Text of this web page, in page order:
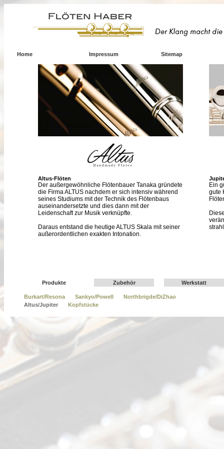
Home Impressum Sitemap
Altus-Flöten
Der außergewöhnliche Flötenbauer Tanaka gründete
die Firma ALTUS nachdem er sich intensiv während
seines Studiums mit der Technik des Flötenbaus
auseinandersetzte und dies dann mit der
Leidenschaft zur Musik verknüpfte.
Daraus entstand die heutige ALTUS Skala mit seiner
außerordentlichen exakten Intonation.
Ein
gute
Produkte
Burkart/Resona Sankyo/Powell
Northbrigde/DiZhao
Altus/Jupiter
Kopfstücke
Zubehör Werkstatt